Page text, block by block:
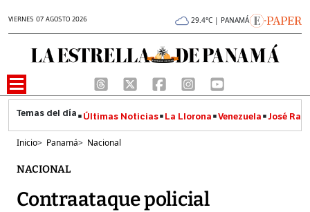
VIERNES 07 AGOSTO 2026 29.4°C | PANAMÁ
Últimas Noticias La Llorona Venezuela José
Inicio> Panamá> Nacional
NACIONAL
Contraataque policial